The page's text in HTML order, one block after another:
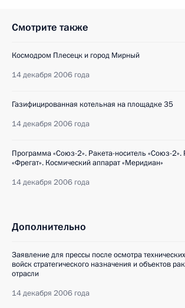
Смотрите также
Космодром Плесецк и город Мирный
14 декабря 2006 года
Газифицированная котельная на площадке 35
14 декабря 2006 года
Программа «Союз-2». Ракета-носитель «Союз-2».
«Фрегат». Космический аппарат «Меридиан»
14 декабря 2006 года
Дополнительно
Заявление для прессы после осмотра
войск стратегического назначения и объектов
отрасли
14 декабря 2006 года